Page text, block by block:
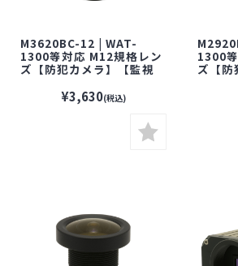
M3620BC-12 | WAT-
1300等対応 M12規格レン
ズ【防犯カメラ】【監視
カメラ】【小型カメラ】
【WATEC】【ワテック】
¥3,630(税込)
1300
ズ【防
カメ
【